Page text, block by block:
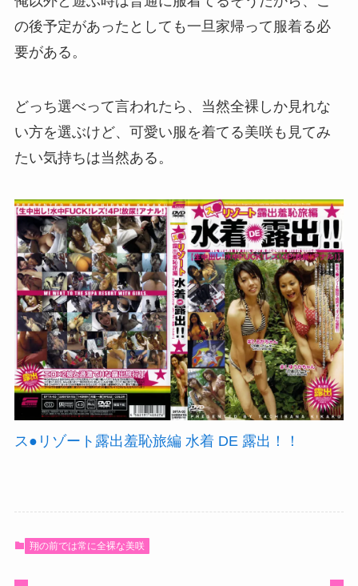
の後予定があったとしても一旦家帰って服着る必
要がある。
どっち選べって言われたら、当然全裸しか見れな
い方を選ぶけど、可愛い服を着てる美咲も見てみ
たい気持ちは当然ある。
ス●リゾート露出羞恥旅編 水着 DE 露出！！
翔の前では常に全裸な美咲